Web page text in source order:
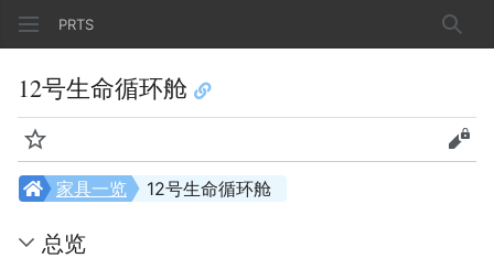
PRTS 搜索
12号生命循环舱
监视 查看
12号生命循环舱
家具一览
总览